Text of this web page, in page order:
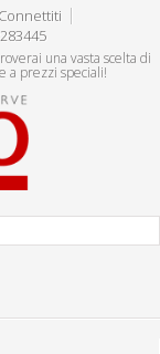
Connettiti
una vasta scelta di
a prezzi speciali!